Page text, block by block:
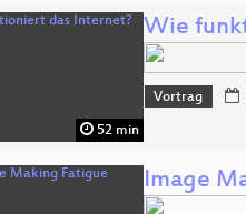
52 min
Wie
Vortrag
Image